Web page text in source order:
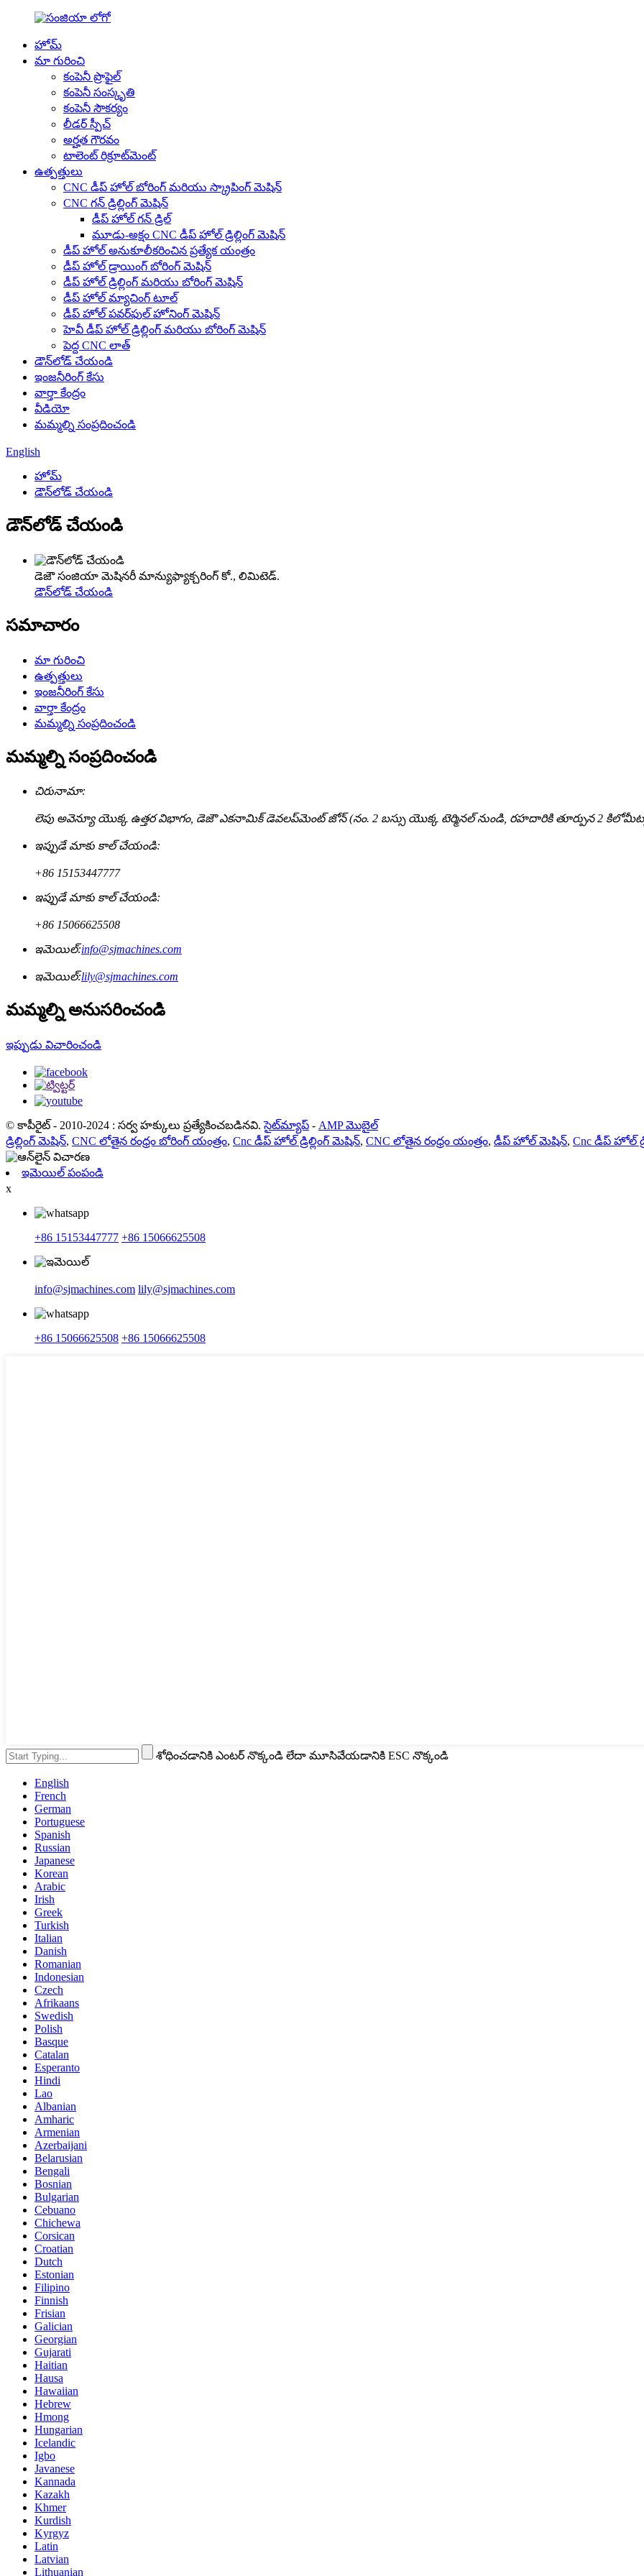
హోమ్
మా గురించి
కంపెనీ ప్రొఫైల్
కంపెనీ సంస్కృతి
కంపెనీ సౌకర్యం
లీడర్ స్పీచ్
అర్హత గౌరవం
టాలెంట్ రిక్రూట్‌మెంట్
ఉత్పత్తులు
CNC డీప్ హోల్ బోరింగ్ మరియు స్క్రాపింగ్ మెషిన్
CNC గన్ డ్రిల్లింగ్ మెషిన్
డీప్ హోల్ గన్ డ్రిల్
మూడు-అక్షం CNC డీప్ హోల్ డ్రిల్లింగ్ మెషిన్
డీప్ హోల్ అనుకూలీకరించిన ప్రత్యేక యంత్రం
డీప్ హోల్ డ్రాయింగ్ బోరింగ్ మెషిన్
డీప్ హోల్ డ్రిల్లింగ్ మరియు బోరింగ్ మెషిన్
డీప్ హోల్ మ్యాచింగ్ టూల్
డీప్ హోల్ పవర్‌ఫుల్ హోనింగ్ మెషిన్
హెవీ డీప్ హోల్ డ్రిల్లింగ్ మరియు బోరింగ్ మెషిన్
పెద్ద CNC లాత్
డౌన్‌లోడ్ చేయండి
ఇంజనీరింగ్ కేసు
వార్తా కేంద్రం
వీడియో
మమ్మల్ని సంప్రదించండి
English
హోమ్
డౌన్‌లోడ్ చేయండి
డౌన్‌లోడ్ చేయండి
డెజౌ సంజియా మెషినరీ మాన్యుఫ్యాక్చరింగ్ కో., లిమిటెడ్.
డౌన్‌లోడ్ చేయండి
సమాచారం
మా గురించి
ఉత్పత్తులు
ఇంజనీరింగ్ కేసు
వార్తా కేంద్రం
మమ్మల్ని సంప్రదించండి
మమ్మల్ని సంప్రదించండి
చిరునామా:
లెపు అవెన్యూ యొక్క ఉత్తర విభాగం, డెజౌ ఎకనామిక్ డెవలప్‌మెంట్ జోన్ (నం. 2 బస్సు యొక్క టెర్మినల్ నుండి, రహదారికి తూర్పున 2
ఇప్పుడే మాకు కాల్ చేయండి:
+86 15153447777
ఇప్పుడే మాకు కాల్ చేయండి:
+86 15066625508
ఇమెయిల్:info@sjmachines.com
ఇమెయిల్:lily@sjmachines.com
మమ్మల్ని అనుసరించండి
ఇప్పుడు విచారించండి
© కాపీరైట్ - 2010-2024 : సర్వ హక్కులు ప్రత్యేకించబడినవి. సైట్‌మ్యాప్ - AMP మొబైల్
డ్రిల్లింగ్ మెషిన్, CNC లోతైన రంధ్రం బోరింగ్ యంత్రం, Cnc డీప్ హోల్ డ్రిల్లింగ్ మెషిన్, CNC లోతైన రంధ్రం యంత్రం, డీప్ హోల్ మెషిన్, Cnc డీప్ హోల్
ఇమెయిల్ పంపండి
x
+86 15153447777 +86 15066625508
info@sjmachines.com lily@sjmachines.com
+86 15066625508 +86 15066625508
శోధించడానికి ఎంటర్ నొక్కండి లేదా మూసివేయడానికి ESC నొక్కండి
English
French
German
Portuguese
Spanish
Russian
Japanese
Korean
Arabic
Irish
Greek
Turkish
Italian
Danish
Romanian
Indonesian
Czech
Afrikaans
Swedish
Polish
Basque
Catalan
Esperanto
Hindi
Lao
Albanian
Amharic
Armenian
Azerbaijani
Belarusian
Bengali
Bosnian
Bulgarian
Cebuano
Chichewa
Corsican
Croatian
Dutch
Estonian
Filipino
Finnish
Frisian
Galician
Georgian
Gujarati
Haitian
Hausa
Hawaiian
Hebrew
Hmong
Hungarian
Icelandic
Igbo
Javanese
Kannada
Kazakh
Khmer
Kurdish
Kyrgyz
Latin
Latvian
Lithuanian